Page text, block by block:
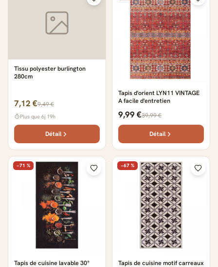
Tissu polyester burlington
280cm
7,12 €9,49 €
Plus que 6j 19h
Détail
Tapis d'orient LYN11 VINTAGE
A facile d'entretien
9,99 €39,99 €
Détail
−71 %
Tapis de cuisine lavable 30°
−67 %
Tapis de cuisine motif carreaux